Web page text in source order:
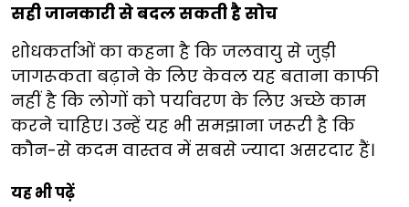
सही जानकारी से बदल सकती है सोच
शोधकर्ताओं का कहना है कि जलवायु से जुड़ी
जागरूकता बढ़ाने के लिए केवल यह बताना काफी
नहीं है कि लोगों को पर्यावरण के लिए अच्छे काम
करने चाहिए। उन्हें यह भी समझाना जरूरी है कि
कौन-से कदम वास्तव में सबसे ज्यादा असरदार हैं।
यह भी पढ़ें